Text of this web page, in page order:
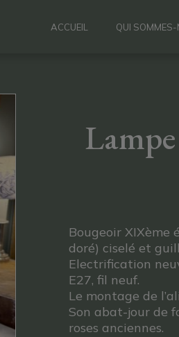
ACCUEIL QUI SOMMES-
Bougeoir XIXème
doré) ciselé et
Electrification
E27, fil neuf.
Le montage de
Son abat-jour de
roses anciennes.